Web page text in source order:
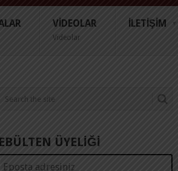
VIDEOLAR
Videolar
İLETIŞIM
EBÜLTEN ÜYELİĞİ